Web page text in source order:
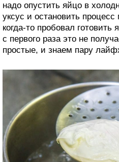
надо опустить яйцо в
уксус и остановить
когда-то пробовал
с первого раза это не
простые, и знаем пару